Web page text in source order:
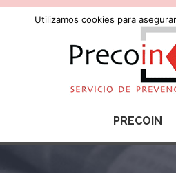
PRECOIN
Utilizamos cookies para